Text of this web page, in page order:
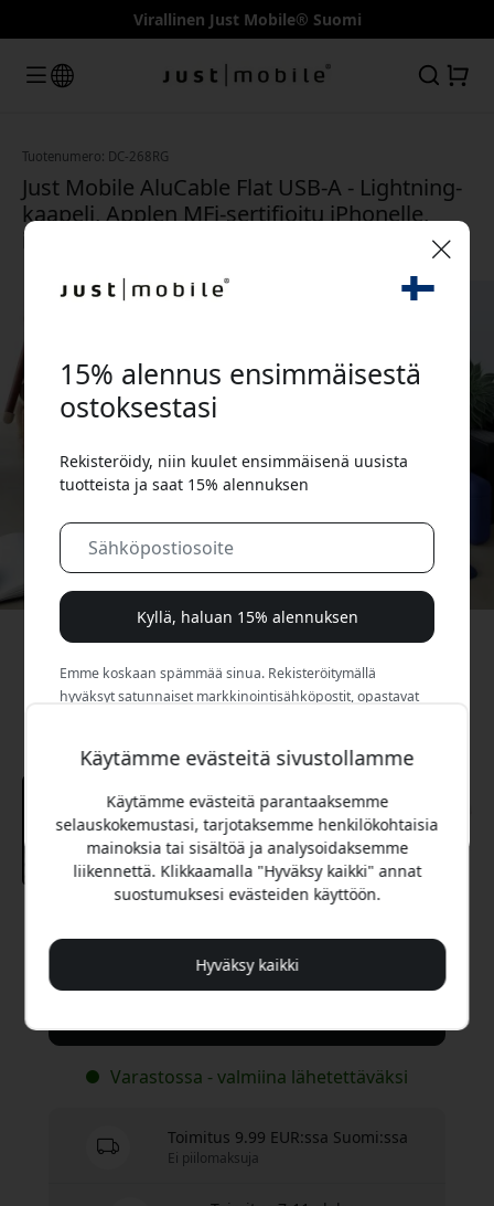
Virallinen Just Mobile® Suomi
Tuotenumero: DC-268RG
Just Mobile AluCable Flat USB-A - Lightning-
kaapeli, Applen MFi-sertifioitu iPhonelle,
iPadille ja iPodille, 1,2 m - Ruusukulta
22.99 EUR
Varastossa - valmiina lähetettäväksi
Toimitus 9.99 EUR:ssa Suomi:ssa
Ei piilomaksuja
Käytämme evästeitä sivustollamme
Käytämme evästeitä parantaaksemme
selauskokemustasi, tarjotaksemme henkilökohtaisia
mainoksia tai sisältöä ja analysoidaksemme
liikennettä. Klikkaamalla "Hyväksy kaikki" annat
suostumuksesi evästeiden käyttöön.
Hyväksy kaikki
15% alennus ensimmäisestä
ostoksestasi
Rekisteröidy, niin kuulet ensimmäisenä uusista
tuotteista ja saat 15% alennuksen
Kyllä, haluan 15% alennuksen
Emme koskaan spämmää sinua. Rekisteröitymällä
hyväksyt satunnaiset markkinointisähköpostit, opastavat
Ei, maksan mieluummin täyden hinnan.
🎉 Alennuskoodisi:
Käytä tätä koodia kassalla saadaksesi 15%
alennuksen.